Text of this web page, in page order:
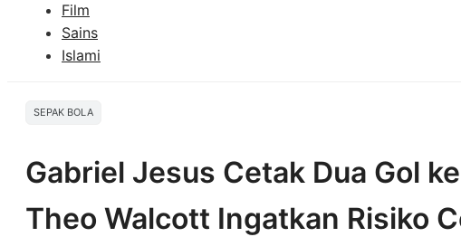
Film
Sains
Islami
SEPAK BOLA
Gabriel Jesus Cetak Dua Gol
Theo Walcott Ingatkan Risiko